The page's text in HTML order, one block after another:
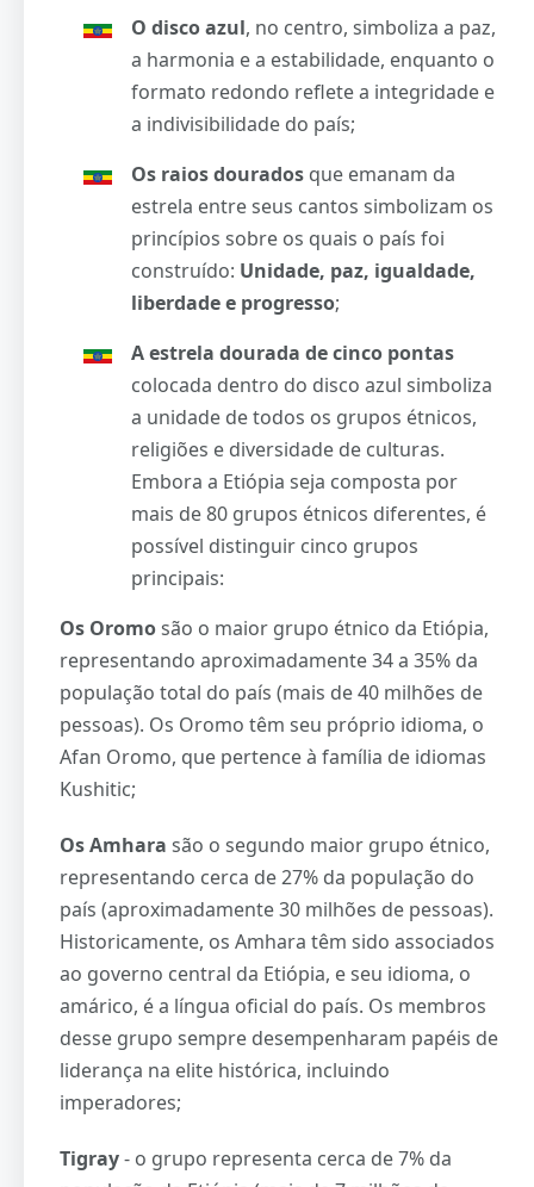
O disco azul, no centro, simboliza a paz,
a harmonia e a estabilidade, enquanto o
formato redondo reflete a integridade e
a indivisibilidade do país;
Os raios dourados que emanam da
estrela entre seus cantos simbolizam os
princípios sobre os quais o país foi
construído: Unidade, paz, igualdade,
liberdade e progresso;
A estrela dourada de cinco pontas
colocada dentro do disco azul simboliza
a unidade de todos os grupos étnicos,
religiões e diversidade de culturas.
Embora a Etiópia seja composta por
mais de 80 grupos étnicos diferentes, é
possível distinguir cinco grupos
principais:
Os Oromosão o maior grupo étnico da Etiópia,
representando aproximadamente 34 a 35% da
população total do país (mais de 40 milhões de
pessoas). Os Oromo têm seu próprio idioma, o
Afan Oromo, que pertence à família de idiomas
Kushitic;
Os Amhara são o segundo maior grupo étnico,
representando cerca de 27% da população do
país (aproximadamente 30 milhões de pessoas).
Historicamente, os Amhara têm sido associados
ao governo central da Etiópia, e seu idioma, o
amárico, é a língua oficial do país. Os membros
desse grupo sempre desempenharam papéis de
liderança na elite histórica, incluindo
imperadores;
Tigray- o grupo representa cerca de 7% da